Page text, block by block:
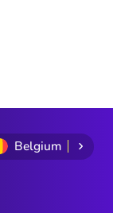
Belgium